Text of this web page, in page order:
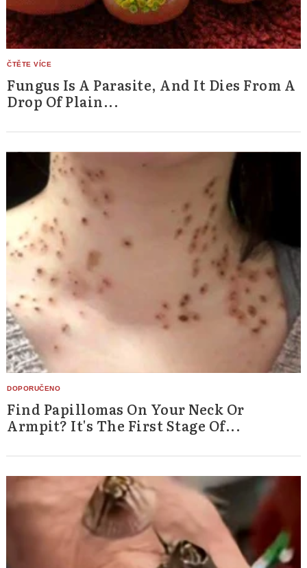
Fungus Is A Parasite, And It Dies From A
Drop Of Plain...
Find Papillomas On Your Neck Or
Armpit? It's The First Stage Of...
for: